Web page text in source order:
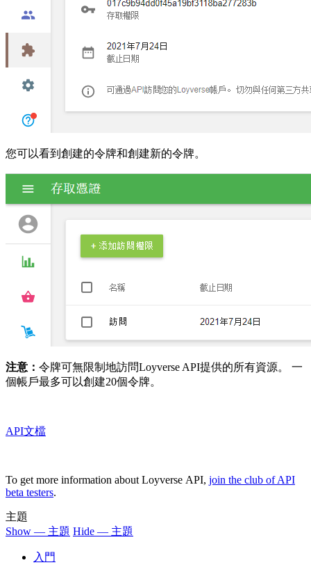
您可以看到創建的令牌和創建新的令牌。
注意： 令牌可無限制地訪問Loyverse API提供的所有資源。 一
個帳戶最多可以創建20個令牌。
API文檔
To get more information about Loyverse API, join the club of API
beta testers.
主題
Show — 主題 Hide — 主題
入門